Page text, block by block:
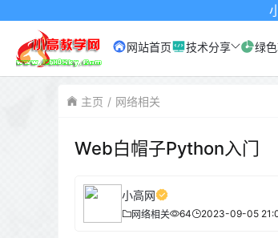
小高网已启
网站首页 技术分享 绿
主页 网络相关
Web白帽子Python入门
小高网
网络相关 64 2023-09-05